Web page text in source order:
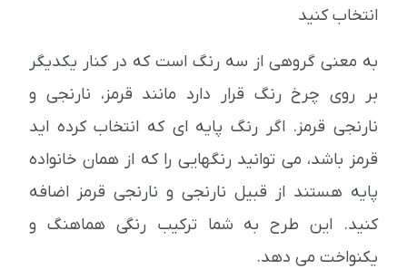
انتخاب کنید
به معنی گروهی از سه رنگ است که در کنار یکدیگر
بر روی چرخ رنگ قرار دارد مانند قرمز، نارنجی و
نارنجی قرمز. اگر رنگ پایه ای که انتخاب کرده اید
قرمز باشد، می توانید رنگهایی را که از همان خانواده
پایه هستند از قبیل نارنجی و نارنجی قرمز اضافه
کنید. این طرح به شما ترکیب رنگی هماهنگ و
یکنواخت می دهد.